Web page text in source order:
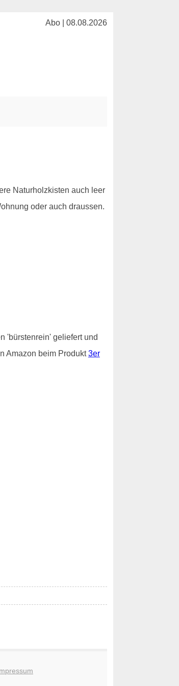
Abo | 08.08.2026
Naturholzkisten auch leer
oder auch draussen.
'bürstenrein' geliefert und
Amazon beim Produkt3er